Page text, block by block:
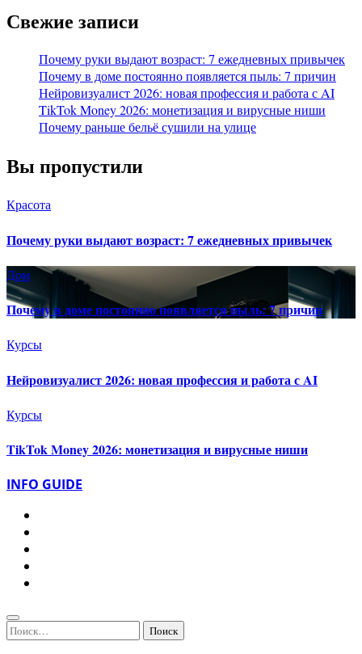
Свежие записи
Почему руки выдают возраст: 7 ежедневных привычек
Почему в доме постоянно появляется пыль: 7 причин
Нейровизуалист 2026: новая профессия и работа с AI
TikTok Money 2026: монетизация и вирусные ниши
Почему раньше бельё сушили на улице
Вы пропустили
Красота
Почему руки выдают возраст: 7 ежедневных привычек
Дом
Почему в доме постоянно появляется пыль: 7 причин
Курсы
Нейровизуалист 2026: новая профессия и работа с AI
Курсы
TikTok Money 2026: монетизация и вирусные ниши
INFO GUIDE
Найти: